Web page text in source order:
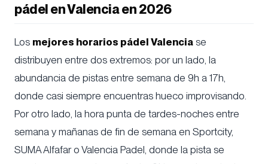
pádel en Valencia en 2026
Los mejores horarios pádel Valencia se
distribuyen entre dos extremos: por un lado, la
abundancia de pistas entre semana de 9h a 17h,
donde casi siempre encuentras hueco improvisando.
Por otro lado, la hora punta de tardes-noches entre
semana y mañanas de fin de semana en Sportcity,
SUMA Alfafar o Valencia Padel, donde la pista se